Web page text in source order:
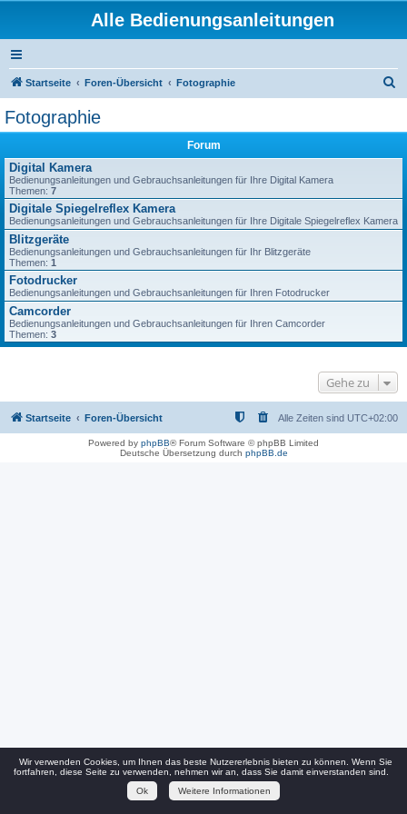
Alle Bedienungsanleitungen
Startseite Foren-Übersicht Fotographie
Fotographie
Forum
Digital Kamera
Bedienungsanleitungen und Gebrauchsanleitungen für Ihre Digital Kamera
Themen: 7
Digitale Spiegelreflex Kamera
Bedienungsanleitungen und Gebrauchsanleitungen für Ihre Digitale Spiegelreflex Kamera
Blitzgeräte
Bedienungsanleitungen und Gebrauchsanleitungen für Ihr Blitzgeräte
Themen: 1
Fotodrucker
Bedienungsanleitungen und Gebrauchsanleitungen für Ihren Fotodrucker
Camcorder
Bedienungsanleitungen und Gebrauchsanleitungen für Ihren Camcorder
Themen: 3
Gehe zu
Startseite Foren-Übersicht Alle Zeiten sind UTC+02:00
Powered by phpBB® Forum Software © phpBB Limited
Deutsche Übersetzung durch phpBB.de
Wir verwenden Cookies, um Ihnen das beste Nutzererlebnis bieten zu können. Wenn Sie
fortfahren, diese Seite zu verwenden, nehmen wir an, dass Sie damit einverstanden sind.
Ok
Weitere Informationen